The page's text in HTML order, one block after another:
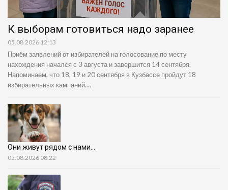
К выборам готовиться надо заранее
05.08.2026 12:13
Приём заявлений от избирателей на голосование по месту
нахождения начался с 3 августа и завершится 14 сентября.
Напоминаем, что 18, 19 и 20 сентября в Кузбассе пройдут 18
избирательных кампаний....
Они живут рядом с нами…
05.08.2026 08:22